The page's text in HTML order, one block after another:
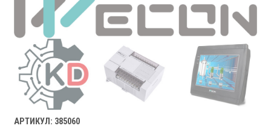
АРТИКУЛ: 385060